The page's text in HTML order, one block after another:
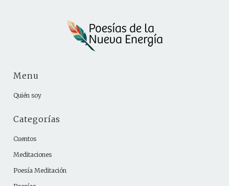
Menu
Quién soy
Categorías
Cuentos
Meditaciones
Poesía Meditación